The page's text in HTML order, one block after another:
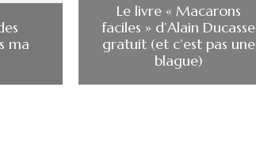
ma
Le livre « Macarons
faciles » d’Alain Ducasse
gratuit (et c’est pas une
blague)